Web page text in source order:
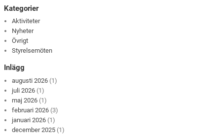
Kategorier
Aktiviteter
Nyheter
Övrigt
Styrelsemöten
Inlägg
augusti 2026 (1)
juli 2026 (1)
maj 2026 (1)
februari 2026 (3)
januari 2026 (1)
december 2025 (1)